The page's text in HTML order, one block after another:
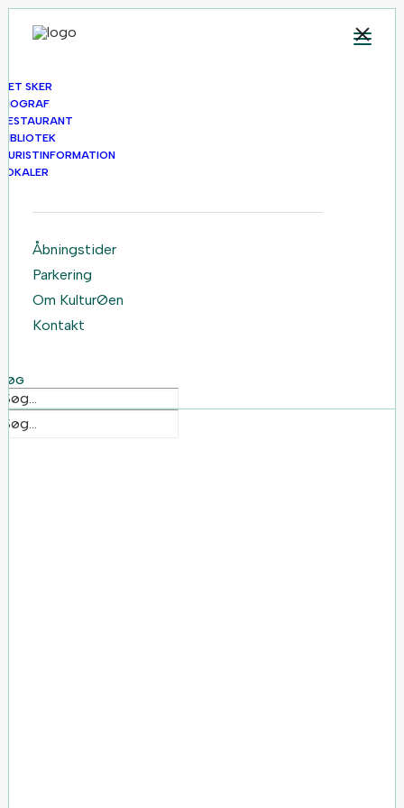
DET SKER
BIOGRAF
RESTAURANT
BIBLIOTEK
TURISTINFORMATION
LOKALER
Åbningstider
Parkering
Om KulturØen
Kontakt
SØG
Forside
2026